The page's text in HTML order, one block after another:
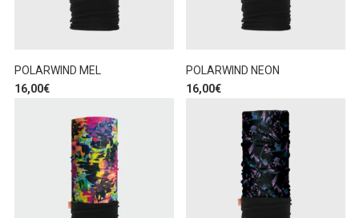
POLARWIND MEL
16,00€
POLARWIND NEON
16,00€